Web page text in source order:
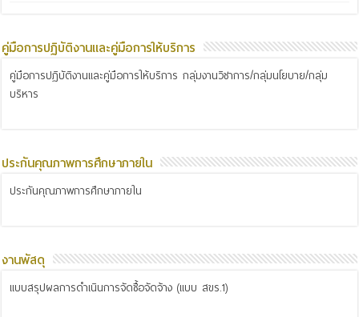
คู่มือการปฏิบัติงานและคู่มือการให้บริการ
คู่มือการปฏิบัติงานและคู่มือการให้บริการ กลุ่มงานวิชาการ/กลุ่มนโยบาย/กลุ่ม
บริหาร
ประกันคุณภาพการศึกษาภายใน
ประกันคุณภาพการศึกษาภายใน
งานพัสดุ
แบบสรุปผลการดำเนินการจัดซื้อจัดจ้าง (แบบ สขร.1)